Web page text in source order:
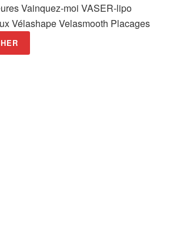
Vainquez-moi VASER-lipo
Vélashape Velasmooth Placages